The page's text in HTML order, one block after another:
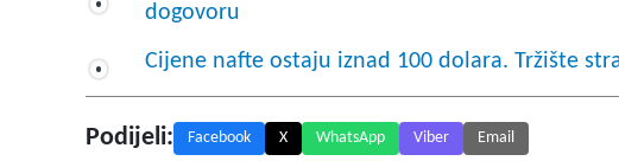
dogovoru
Cijene nafte ostaju iznad 100 dolara. Tržište
Podijeli: Facebook X WhatsApp Viber Email